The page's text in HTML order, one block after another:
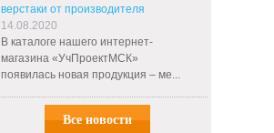
верстаки от производителя
14.08.2020
В каталоге нашего интернет-
магазина «УчПроектМСК»
появилась новая продукция – ме...
Все новости